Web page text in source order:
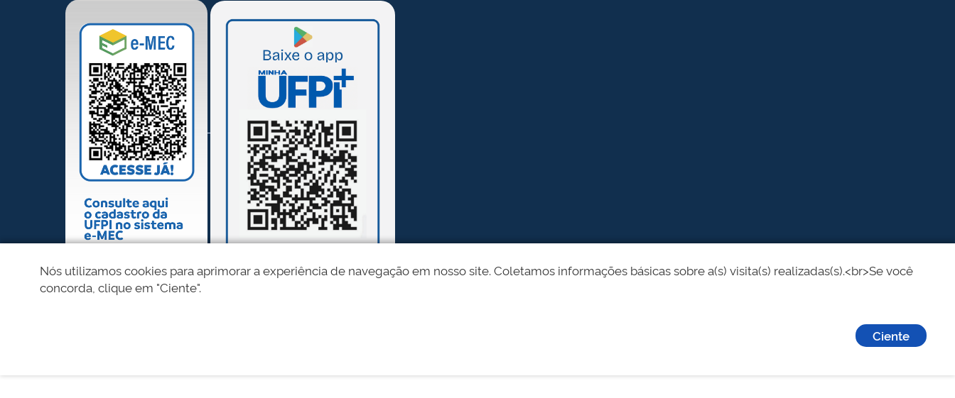
Nós utilizamos cookies para aprimorar a experiência de navegação em nosso site. Coletamos informações básicas sobre a(s) visita(s) realizadas(s).<br>Se você
concorda, clique em "Ciente".
Ciente